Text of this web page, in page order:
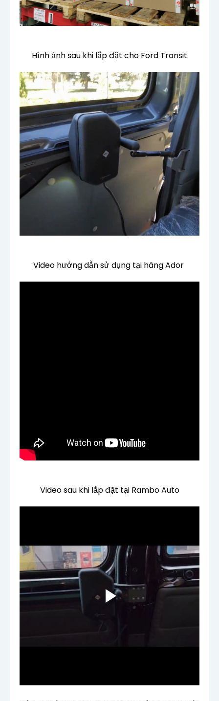
Hình ảnh sau khi lắp đặt cho Ford Transit
Video hướng dẫn sử dụng tại hãng Ador
Video sau khi lắp đặt tại Rambo Auto